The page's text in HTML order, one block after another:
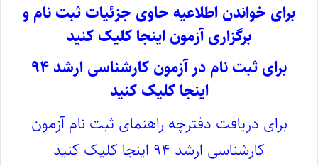
برای خواندن اطلاعیه حاوی جزئیات ثبت نام و
برگزاری آزمون اینجا کلیک کنید
برای ثبت نام در آزمون کارشناسی ارشد ۹۴
اینجا کلیک کنید
برای دریافت دفترچه راهنمای ثبت نام آزمون
کارشناسی ارشد ۹۴ اینجا کلیک کنید